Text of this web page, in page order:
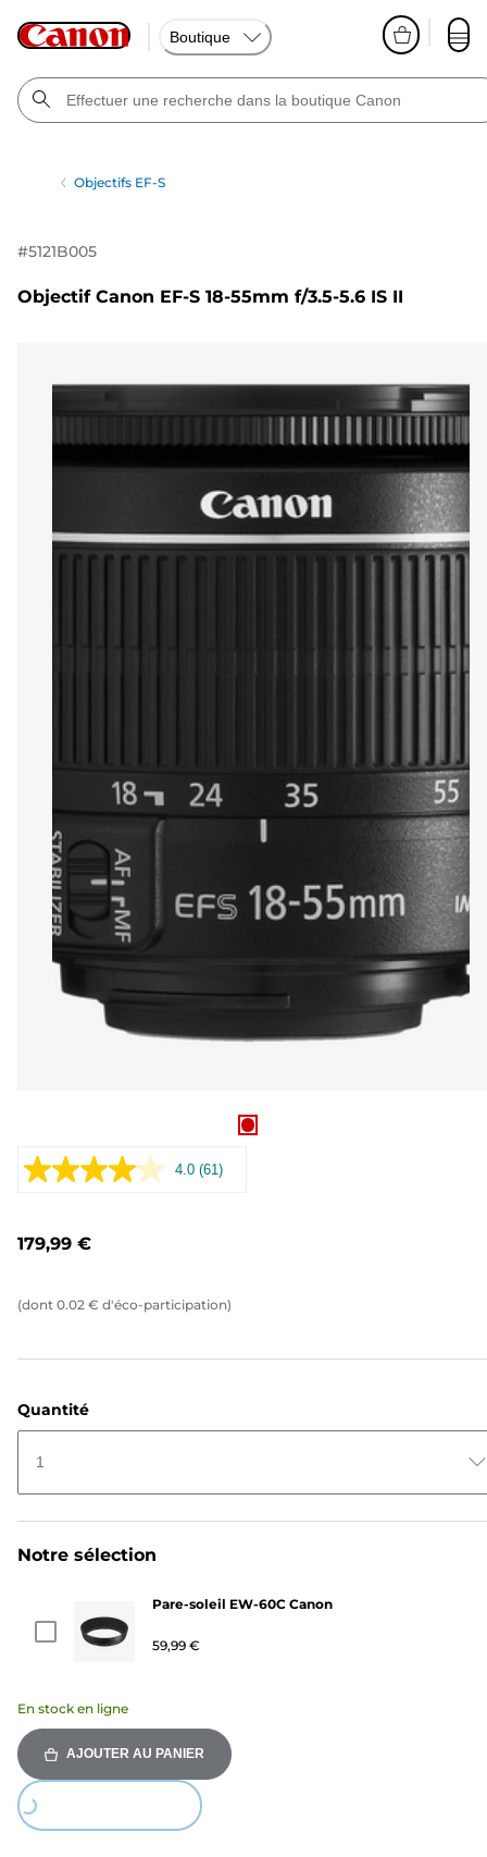
Boutique
Objectifs EF-S
#5121B005
Objectif Canon EF-S 18-55mm f/3.5-5.6 IS II
4.0 Lire
page.
(61)
179,99 €
(dont 0.02 € d'éco-participation)
Quantité
1
Notre sélection
Pare-soleil EW-60C Canon
59,99 €
En stock en ligne
AJOUTER AU PANIER
Loading...